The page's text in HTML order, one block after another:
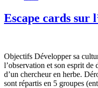
Escape cards sur
Objectifs Développer sa
l’observation et son esprit de
d’un chercheur en herbe.
sont répartis en 5 groupes